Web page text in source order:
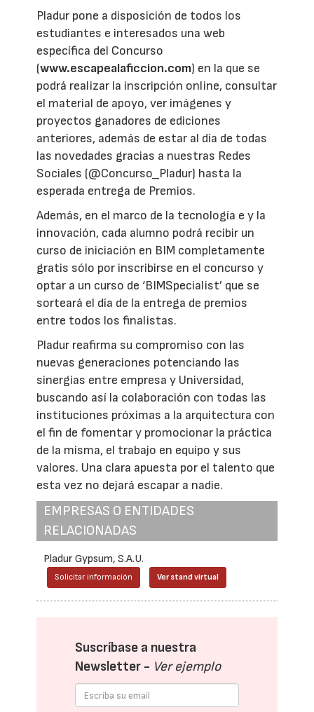
Pladur pone a disposición de todos los
estudiantes e interesados una web
específica del Concurso
(www.escapealaficcion.com) en la que se
podrá realizar la inscripción online, consultar
el material de apoyo, ver imágenes y
proyectos ganadores de ediciones
anteriores, además de estar al día de todas
las novedades gracias a nuestras Redes
Sociales (@Concurso_Pladur) hasta la
esperada entrega de Premios.
Además, en el marco de la tecnología e y la
innovación, cada alumno podrá recibir un
curso de iniciación en BIM completamente
gratis sólo por inscribirse en el concurso y
optar a un curso de ‘BIMSpecialist’ que se
sorteará el día de la entrega de premios
entre todos los finalistas.
Pladur reafirma su compromiso con las
nuevas generaciones potenciando las
sinergias entre empresa y Universidad,
buscando así la colaboración con todas las
instituciones próximas a la arquitectura con
el fin de fomentar y promocionar la práctica
de la misma, el trabajo en equipo y sus
valores. Una clara apuesta por el talento que
esta vez no dejará escapar a nadie.
EMPRESAS O ENTIDADES
RELACIONADAS
Pladur Gypsum, S.A.U.
Solicitar información Ver stand virtual
Suscríbase a nuestra
Newsletter - Ver ejemplo